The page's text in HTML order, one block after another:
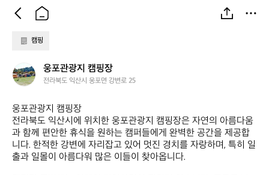
캠핑
웅
포
광
지
캠
핑
장
웅포관광지 캠핑장
전라북도 익산시 웅포면 강변로 25
웅포관광지 캠핑장
전라북도 익산시에 위치한 웅포관광지 캠핑장은 자연의 아름다움
과 함께 편안한 휴식을 원하는 캠퍼들에게 완벽한 공간을 제공합
니다. 한적한 강변에 자리잡고 있어 멋진 경치를 자랑하며, 특히 일
출과 일몰이 아름다워 많은 이들이 찾아옵니다.